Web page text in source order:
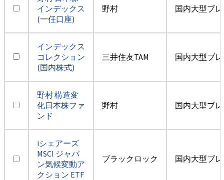
インデックス
(一任口座)
野村 国内大型ブ
インデックス
コレクション
(国内株式)
三井住友TAM 国内大型ブ
野村 構造変
化日本株ファ
ンド
野村 国内大型ブ
iシェアーズ
MSCI ジャパ
ン気候変動ア
クション ETF
ブラックロック 国内大型ブ